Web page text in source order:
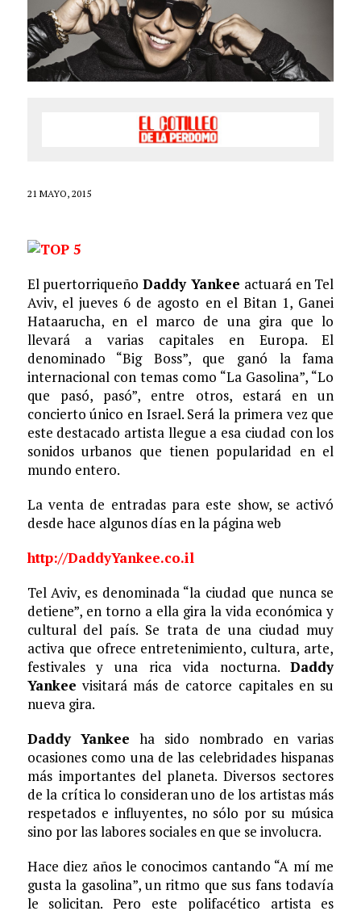
21 MAYO, 2015
El puertorriqueñoDaddy Yankee actuará en Tel
Aviv, el jueves 6 de agosto en el Bitan 1, Ganei
Hataarucha, en el marco de una gira que lo
llevará a varias capitales en Europa. El
denominado “Big Boss”, que ganó la fama
internacional con temas como “La Gasolina”, “Lo
que pasó, pasó”, entre otros, estará en un
concierto único en Israel. Será la primera vez que
este destacado artista llegue a esa ciudad con los
sonidos urbanos que tienen popularidad en el
mundo entero.
La venta de entradas para este show, se activó
desde hace algunos días en la página web
http://DaddyYankee.co.il
Tel Aviv, es denominada “la ciudad que nunca se
detiene”, en torno a ella gira la vida económica y
cultural del país. Se trata de una ciudad muy
activa que ofrece entretenimiento, cultura, arte,
festivales y una rica vida nocturna.Daddy
Yankee visitará más de catorce capitales en su
nueva gira.
Daddy Yankee ha sido nombrado en varias
ocasiones como una de las celebridades hispanas
más importantes del planeta. Diversos sectores
de la crítica lo consideran uno de los artistas más
respetados e influyentes, no sólo por su música
sino por las labores sociales en que se involucra.
Hace diez años le conocimos cantando “A mí me
gusta la gasolina”, un ritmo que sus fans todavía
le solicitan. Pero este polifacético artista es